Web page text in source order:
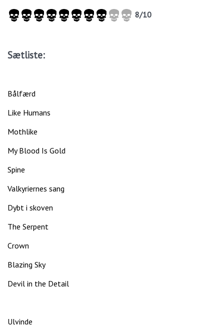
8/10
Sætliste:
Bålfærd
Like Humans
Mothlike
My Blood Is Gold
Spine
Valkyriernes sang
Dybt i skoven
The Serpent
Crown
Blazing Sky
Devil in the Detail
Ulvinde